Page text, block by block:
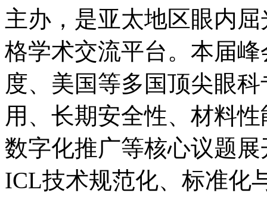
主办，是亚太地区眼内
格学术交流平台。本届
度、美国等多国顶尖眼
用、长期安全性、材料
数字化推广等核心议题
ICL技术规范化、标准化